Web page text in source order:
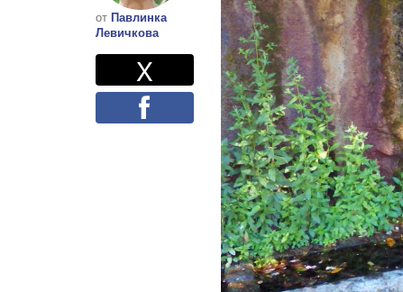
от Павлинка
Левичкова
Споделете
XTwitter
Facebook